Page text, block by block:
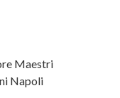
Maestri
Napoli